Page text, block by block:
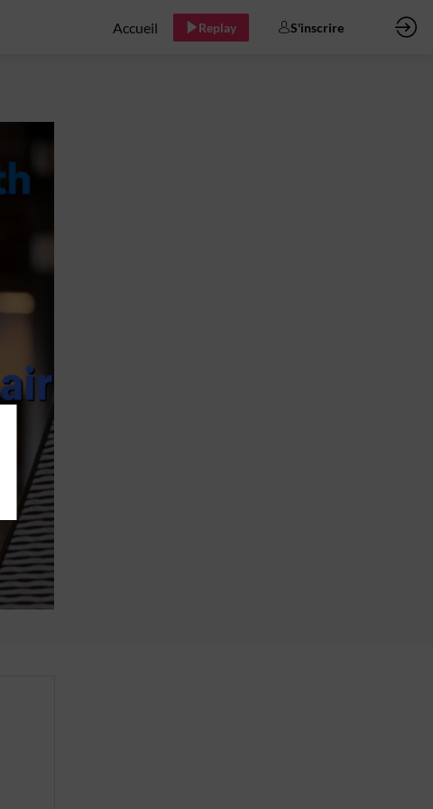
Accueil Replay S'inscrire